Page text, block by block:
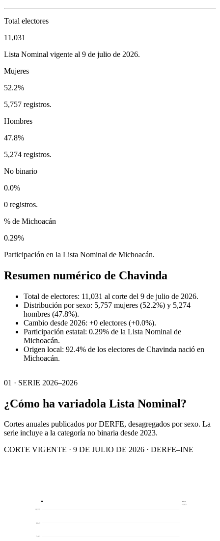
Total electores
11,031
Lista Nominal vigente al 9 de julio de 2026.
Mujeres
52.2%
5,757 registros.
Hombres
47.8%
5,274 registros.
No binario
0.0%
0 registros.
% de Michoacán
0.29%
Participación en la Lista Nominal de Michoacán.
Resumen numérico de Chavinda
Total de electores: 11,031 al corte del 9 de julio de 2026.
Distribución por sexo: 5,757 mujeres (52.2%) y 5,274
hombres (47.8%).
Cambio desde 2026: +0 electores (+0.0%).
Participación estatal: 0.29% de la Lista Nominal de
Michoacán.
Origen local: 92.4% de los electores de Chavinda nació en
Michoacán.
01 · SERIE 2026–2026
¿Cómo ha variadola Lista Nominal?
Cortes anuales publicados por DERFE, desagregados por sexo. La
serie incluye a la categoría no binaria desde 2023.
CORTE VIGENTE · 9 DE JULIO DE 2026 · DERFE–INE
7,462
8,843
10,225
Total